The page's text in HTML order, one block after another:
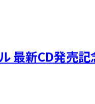
最新CD発売記